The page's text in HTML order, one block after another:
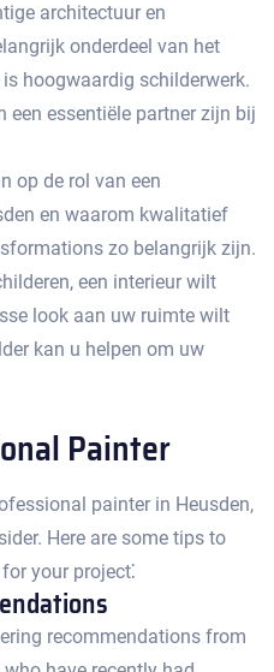
architectuur en
onderdeel van het
hoogwaardig schilderwerk.
een essentiële partner zijn bij
op de rol van een
en waarom kwalitatief
zo belangrijk zijn.​
een interieur wilt
look aan uw ruimte wilt
kan u helpen om uw
Painter
painter in Heusden,
Here are some tips to
your project⁚
recommendations from